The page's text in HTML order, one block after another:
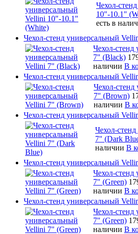
Чехол-
10"-10.1"
есть в
Чехол-стенд универсальный
Чехол-стенд
7" (Black)
наличии В
Чехол-стенд универсальный
Чехол-
7" (Brown)
наличии В
Чехол-стенд универсальный
Чехол-
7" (Dark
наличии В
Чехол-стенд универсальный
Чехол-стенд
7" (Green)
наличии В
Чехол-стенд универсальный
Чехол-стенд
7" (Green)
наличии В